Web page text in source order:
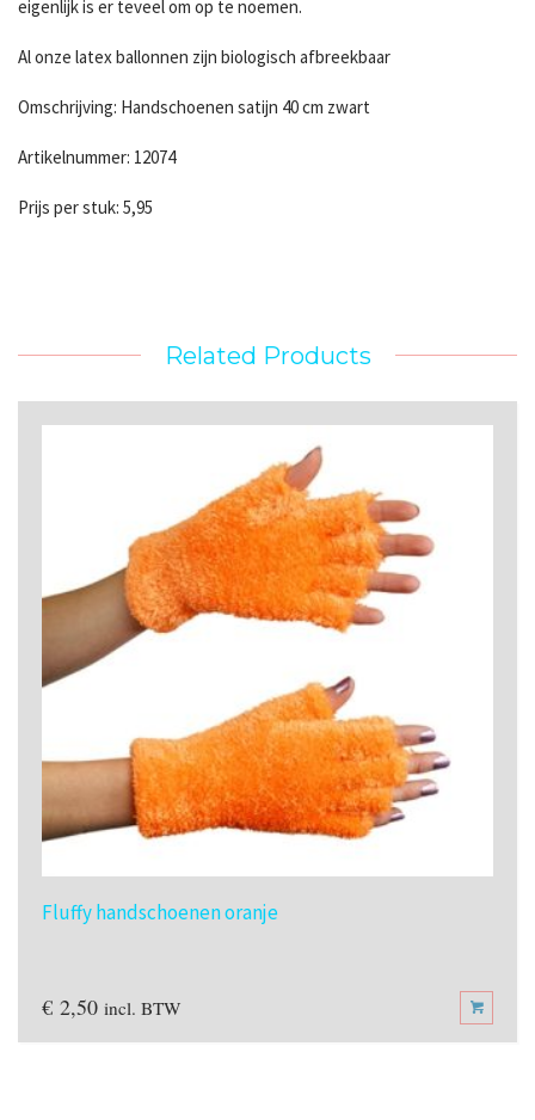
eigenlijk is er teveel om op te noemen.
Al onze latex ballonnen zijn biologisch afbreekbaar
Omschrijving: Handschoenen satijn 40 cm zwart
Artikelnummer: 12074
Prijs per stuk: 5,95
Related Products
Fluffy handschoenen oranje
€ 2,50 incl. BTW